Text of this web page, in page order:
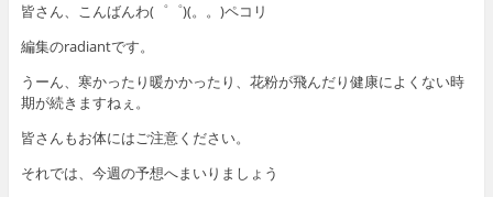
皆さん、こんばんわ(゜゜)(。。)ペコリ
編集のradiantです。
うーん、寒かったり暖かかったり、花粉が飛んだり健康によくない時
期が続きますねぇ。
皆さんもお体にはご注意ください。
それでは、今週の予想へまいりましょう